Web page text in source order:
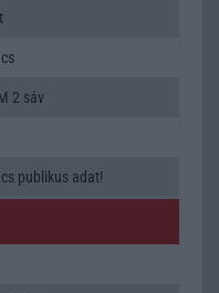
2 sáv
publikus adat!